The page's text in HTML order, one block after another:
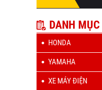
DANH MỤC
HONDA
YAMAHA
XE MÁY ĐIỆN